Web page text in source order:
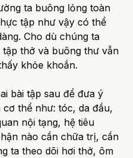
ta buông lỏng toàn
tập như vậy có thể
Cho dù chúng ta
thở và buông thư vẫn
khỏe khoắn.
bài tập sau để đưa ý
thể như: tóc, da đầu,
nội tạng, hệ tiêu
nào cần chữa trị, cần
ta theo dõi hơi thở, ôm